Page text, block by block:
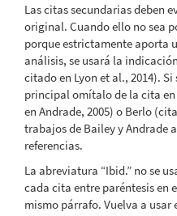
Las citas secundarias deben
original. Cuando ello no sea
porque estrictamente aporta
análisis, se usará la
citado en Lyon et al., 2014).
principal omítalo de la cita
en Andrade, 2005) o Berlo
trabajos de Bailey y Andrade
referencias.
La abreviatura “Ibid.” no se
cada cita entre paréntesis en
mismo párrafo. Vuelva a usar